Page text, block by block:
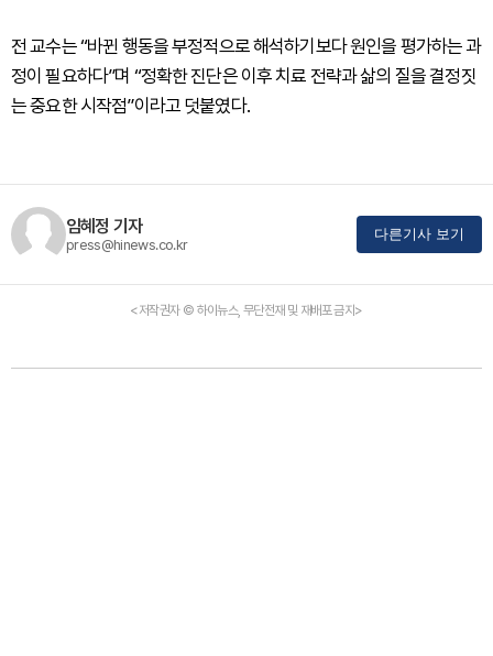
전 교수는 “바뀐 행동을 부정적으로 해석하기보다 원인을 평가하는 과
정이 필요하다”며 “정확한 진단은 이후 치료 전략과 삶의 질을 결정짓
는 중요한 시작점”이라고 덧붙였다.
임혜정 기자
press@hinews.co.kr
다른기사 보기
<저작권자 © 하이뉴스, 무단전재 및 재배포 금지>